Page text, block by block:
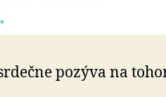
pozýva na